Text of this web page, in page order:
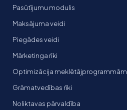
Pasūtījumu modulis
Maksājuma veidi
Piegādes veidi
Mārketinga rīki
Optimizācija meklētājprogrammām
Grāmatvedības rīki
Noliktavas pārvaldība